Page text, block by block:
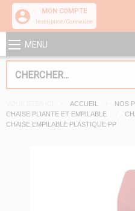
MON COMPTE
Inscription/Connexion
MENU
ACCUEIL
NOS
CHAISE PLIANTE ET EMPILABLE
CHAISE EMPILABLE PLASTIQUE PP